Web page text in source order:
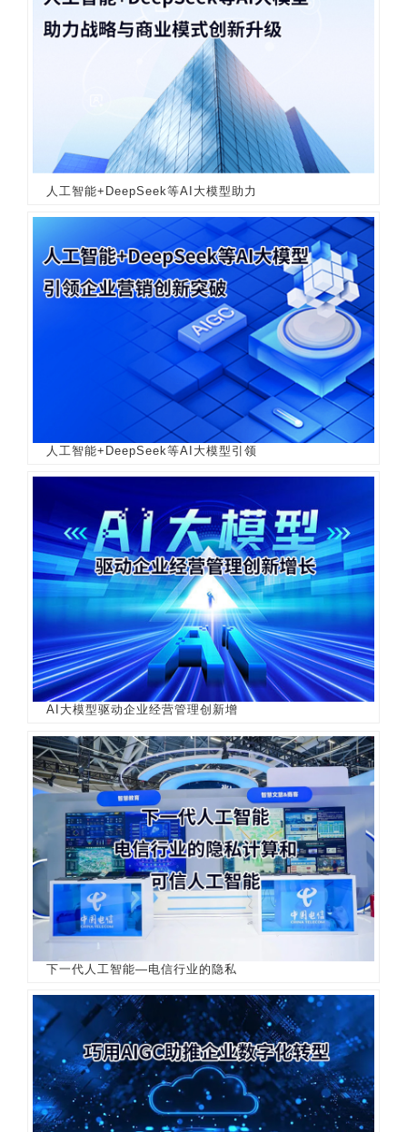
人工智能+DeepSeek等AI大模型助力
人工智能+DeepSeek等AI大模型引领
AI大模型驱动企业经营管理创新增
下一代人工智能—电信行业的隐私